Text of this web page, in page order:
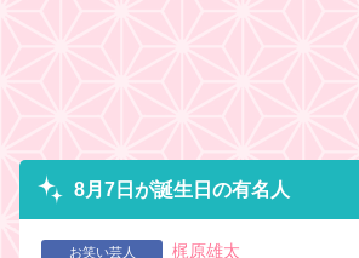
8月7日が誕生日の有名人
お笑い芸人 梶原雄太